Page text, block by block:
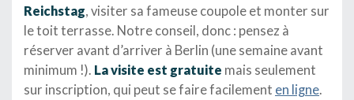
Reichstag, visiter sa fameuse coupole et monter sur
le toit terrasse. Notre conseil, donc : pensez à
réserver avant d’arriver à Berlin (une semaine avant
minimum !). La visite est gratuite mais seulement
sur inscription, qui peut se faire facilement en ligne.